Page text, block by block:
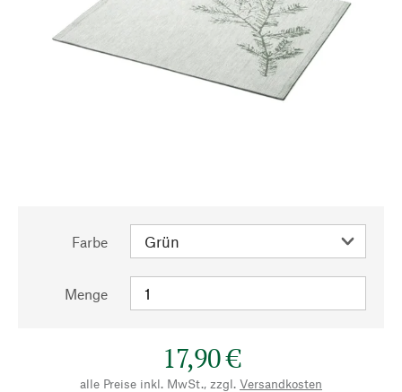
Farbe
Menge
17,90 €
alle Preise inkl. MwSt., zzgl. Versandkosten